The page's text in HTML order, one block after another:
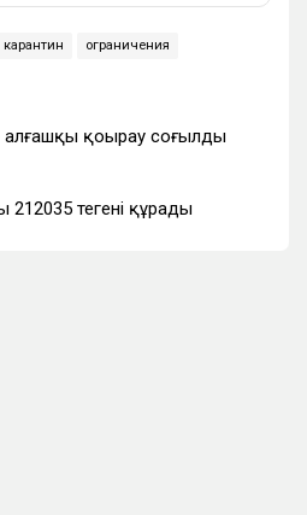
карантин ограничения
алғашқы қоңырау соғылды
теңгені құрады